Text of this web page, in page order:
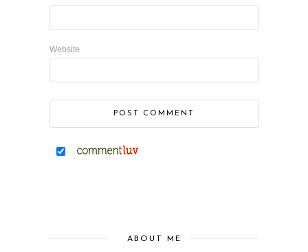
Website
ABOUT ME